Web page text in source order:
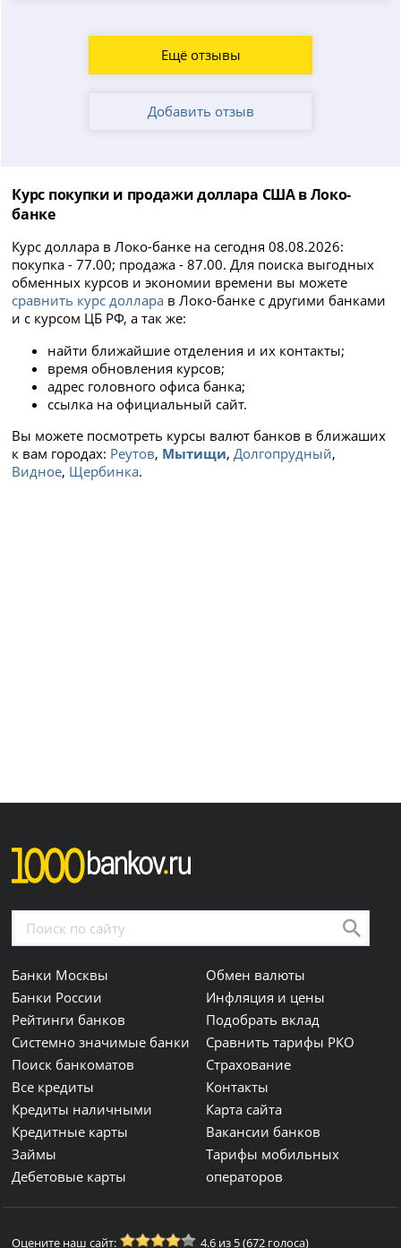
Ещё отзывы
Добавить отзыв
Курс покупки и продажи доллара США в Локо-
банке
Курс доллара в Локо-банке на сегодня 08.08.2026:
покупка - 77.00; продажа - 87.00. Для поиска выгодных
обменных курсов и экономии времени вы можете
сравнить курс доллара в Локо-банке с другими банками
и с курсом ЦБ РФ, а так же:
найти ближайшие отделения и их контакты;
время обновления курсов;
адрес головного офиса банка;
ссылка на официальный сайт.
Вы можете посмотреть курсы валют банков в ближаших
к вам городах: Реутов, Мытищи,Долгопрудный,
Видное, Щербинка.
Банки Москвы
Банки России
Рейтинги банков
Системно значимые банки
Поиск банкоматов
Все кредиты
Кредиты наличными
Кредитные карты
Займы
Дебетовые карты
Обмен валюты
Инфляция и цены
Подобрать вклад
Сравнить тарифы РКО
Страхование
Контакты
Карта сайта
Вакансии банков
Тарифы мобильных
операторов
Оцените наш сайт: 4.6 из 5 (672 голоса)